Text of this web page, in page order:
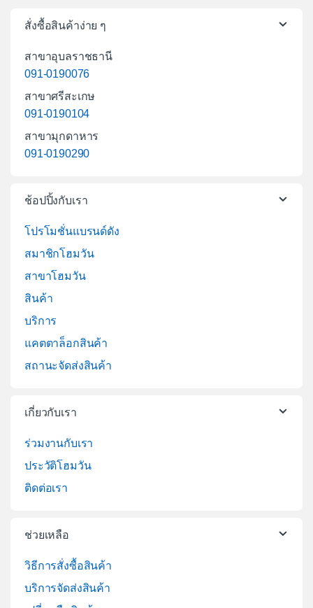
สั่งซื้อสินค้าง่าย ๆ
สาขาอุบลราชธานี
091-0190076
สาขาศรีสะเกษ
091-0190104
สาขามุกดาหาร
091-0190290
ช้อปปิ้งกับเรา
โปรโมชั่นแบรนด์ดัง
สมาชิกโฮมวัน
สาขาโฮมวัน
สินค้า
บริการ
แคตตาล็อกสินค้า
สถานะจัดส่งสินค้า
เกี่ยวกับเรา
ร่วมงานกับเรา
ประวัติโฮมวัน
ติดต่อเรา
ช่วยเหลือ
วิธีการสั่งซื้อสินค้า
บริการจัดส่งสินค้า